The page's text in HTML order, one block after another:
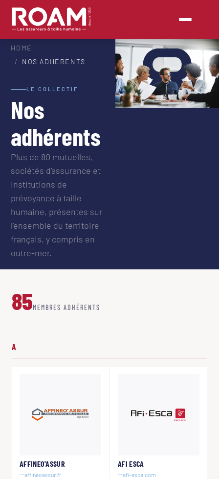
HOME
NOS ADHÉRENTS
LE COLLECTIF
Nos
adhérents
Plus de 80 mutuelles,
sociétés d’assurance et
institutions de
prévoyance à taille
humaine, présentes sur
l’ensemble du territoire
français, y compris en
outre-mer.
85MEMBRES ADHÉRENTS
A
AFFINEO'ASSUR
affineoassur.fr
AFI ESCA
afi-esca.com